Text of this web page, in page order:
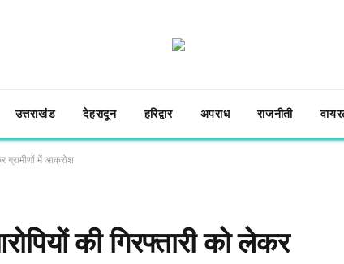
उत्तराखंड देहरादून हरिद्वार अपराध राजनीती
ग्रामीणों में आक्रोश
की गिरफ्तारी को लेकर